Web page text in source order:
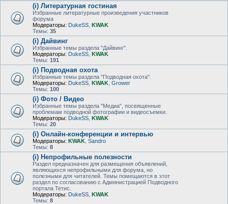
(i) Литературная гостиная
Избранные литературные произведения участников
форума
Модераторы: DukeSS KWAK
Темы: 35
(i) Дайвинг
Избранные темы раздела "Дайвинг".
Модераторы: DukeSS KWAK
Темы: 191
(i) Подводная охота
Избранные темы раздела "Подводная охота".
Модераторы: DukeSS KWAK Grower
Темы: 100
(i) Фото / Видео
Избранные темы раздела "Медиа", посвященные
проблемам подводной фотографии и видеосъемки.
Модераторы: DukeSS KWAK
Темы: 20
(i) Онлайн-конференции и интервью
Модераторы: KWAK Sandro
Темы: 8
(i) Непрофильные полезности
Раздел предназначен для размещения объявлений,
являющихся непрофильными для форума, но
полезными для читателей. Темы помещаются в этот
раздел по согласованию с Администрацией Подводного
портала Тетис.
Модераторы: DukeSS KWAK
Темы: 8